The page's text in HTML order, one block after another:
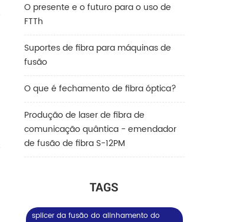
O presente e o futuro para o uso de
FTTh
Suportes de fibra para máquinas de
fusão
O que é fechamento de fibra óptica?
Produção de laser de fibra de
comunicação quântica - emendador
de fusão de fibra S-12PM
TAGS
splicer da fusão do alinhamento do